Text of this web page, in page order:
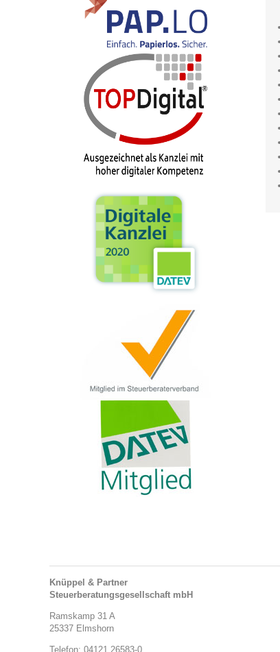
Knüppel & Partner
Steuerberatungsgesellschaft mbH
Ramskamp 31 A
25337 Elmshorn
Telefon: 04121 26583-0